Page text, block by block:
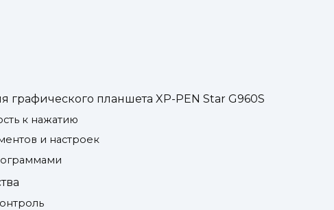
графического планшета XP-PEN Star G960S
к нажатию
и настроек